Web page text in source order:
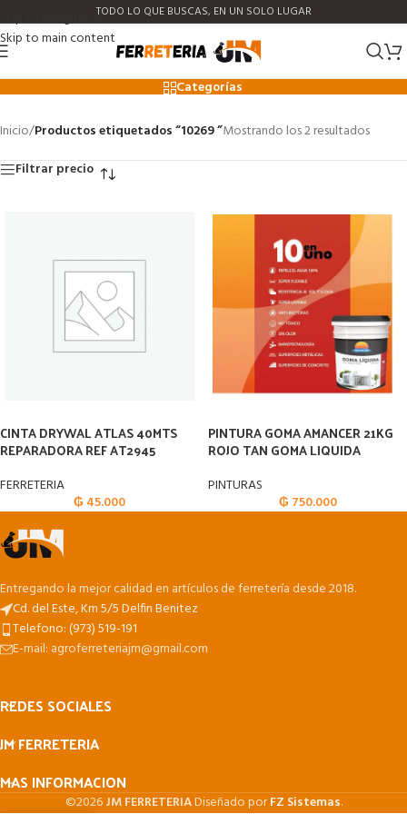
Skip to navigation
Skip to main content
TODO LO QUE BUSCAS, EN UN SOLO LUGAR
10269
Categorías
Inicio/Productos etiquetados “10269 ”Mostrando los 2 resultados
Filtrar precio
CINTA DRYWAL ATLAS 40MTS
REPARADORA REF AT2945
FERRETERIA
₲ 45.000
PINTURA GOMA AMANCER 21KG
ROJO TAN GOMA LIQUIDA
PINTURAS
₲ 750.000
Entregando la mejor calidad en artículos de ferretería desde 2018.
Cd. del Este, Km 5/5 Delfin Benitez
Telefono: (973) 519-191
E-mail: agroferreteriajm@gmail.com
REDES SOCIALES
JM FERRETERIA
MAS INFORMACION
©2026JM FERRETERIADiseñado porFZ Sistemas.